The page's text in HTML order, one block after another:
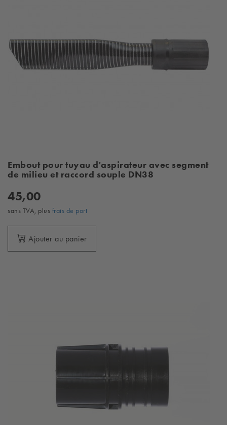
Embout pour tuyau d'aspirateur avec segment
de milieu et raccord souple DN38
45,00
sans TVA, plus frais de port
Ajouter au panier